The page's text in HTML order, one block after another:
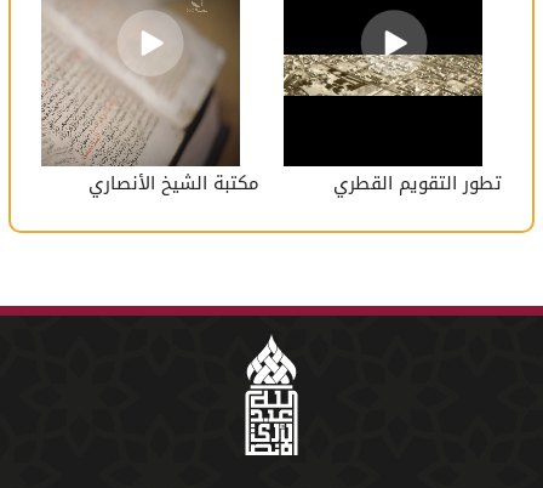
تطور التقويم القطري مكتبة الشيخ الأنصاري